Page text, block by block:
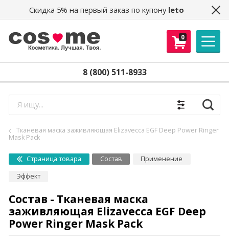
Скидка 5% на первый заказ по купону leto
0
8 (800) 511-8933
Найти
Тканевая маска заживляющая Elizavecca EGF Deep Power Ringer
Mask Pack
Страница товара Состав
Применение
Эффект
Состав - Тканевая маска
заживляющая Elizavecca EGF Deep
Power Ringer Mask Pack